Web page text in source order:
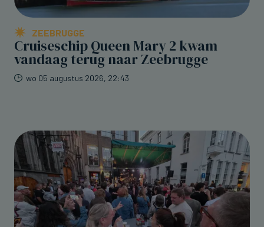
ZEEBRUGGE
Cruiseschip Queen Mary 2 kwam
vandaag terug naar Zeebrugge
wo 05 augustus 2026, 22:43